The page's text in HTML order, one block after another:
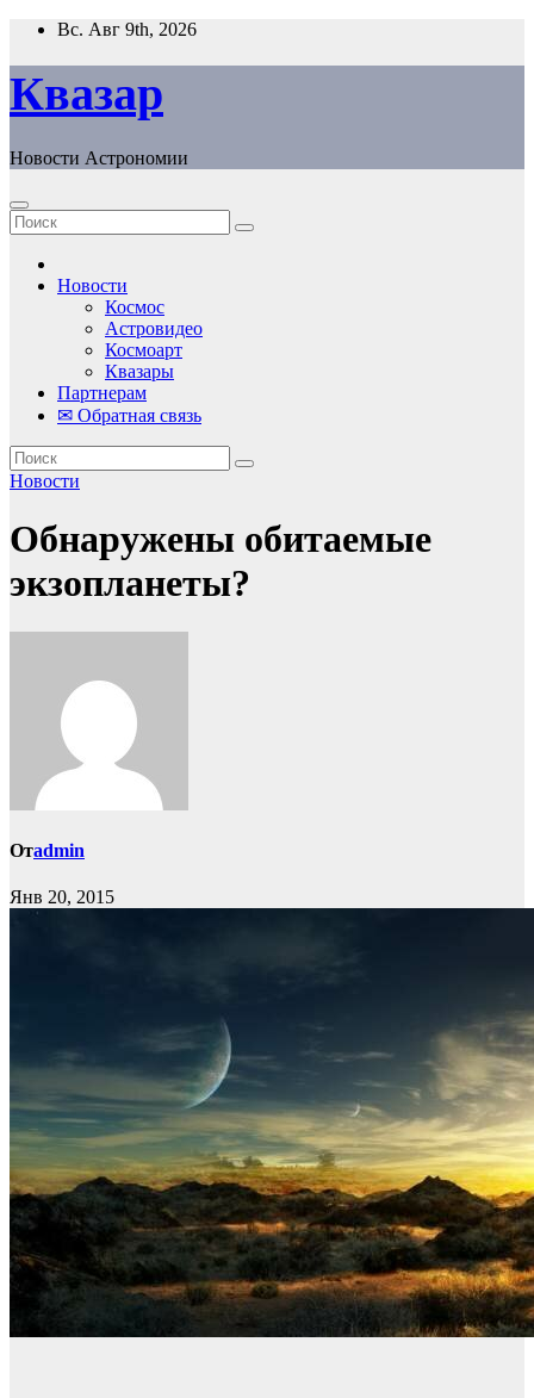
Перейти
содержанию
Вс. Авг 9th, 2026
Квазар
Новости Астрономии
Новости
Космос
Астровидео
Космоарт
Квазары
Партнерам
✉ Обратная связь
Новости
Обнаружены обитаемые
экзопланеты?
Отadmin
Янв 20, 2015